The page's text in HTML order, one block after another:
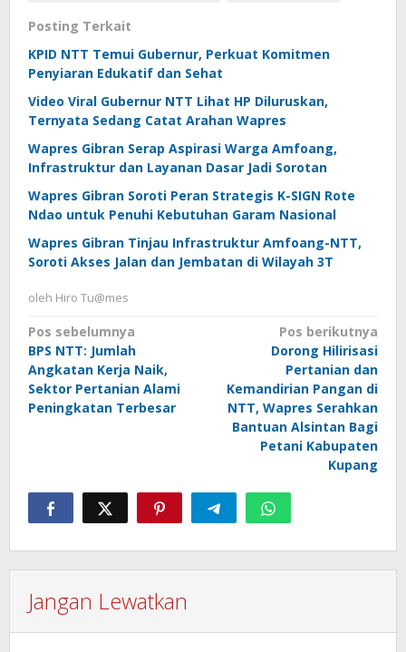
Posting Terkait
KPID NTT Temui Gubernur, Perkuat Komitmen
Penyiaran Edukatif dan Sehat
Video Viral Gubernur NTT Lihat HP Diluruskan,
Ternyata Sedang Catat Arahan Wapres
Wapres Gibran Serap Aspirasi Warga Amfoang,
Infrastruktur dan Layanan Dasar Jadi Sorotan
Wapres Gibran Soroti Peran Strategis K-SIGN Rote
Ndao untuk Penuhi Kebutuhan Garam Nasional
Wapres Gibran Tinjau Infrastruktur Amfoang-NTT,
Soroti Akses Jalan dan Jembatan di Wilayah 3T
oleh Hiro Tu@mes
Navigasi
pos
Pos sebelumnya
BPS NTT: Jumlah
Angkatan Kerja Naik,
Sektor Pertanian Alami
Peningkatan Terbesar
Pos berikutnya
Dorong Hilirisasi
Pertanian dan
Kemandirian Pangan di
NTT, Wapres Serahkan
Bantuan Alsintan Bagi
Petani Kabupaten
Kupang
Jangan Lewatkan